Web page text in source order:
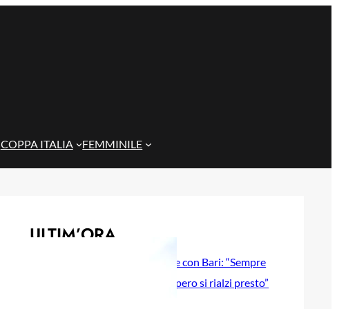
COPPA ITALIA FEMMINILE
ULTIM’ORA
Gazzi e il legame con Bari: “Sempre
nel mio cuore, spero si rialzi presto”